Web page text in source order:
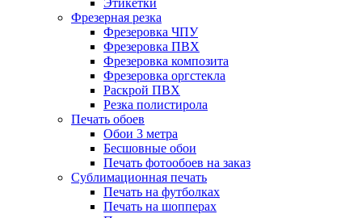
Этикетки
Фрезерная резка
Фрезеровка ЧПУ
Фрезеровка ПВХ
Фрезеровка композита
Фрезеровка оргстекла
Раскрой ПВХ
Резка полистирола
Печать обоев
Обои 3 метра
Бесшовные обои
Печать фотообоев на заказ
Сублимационная печать
Печать на футболках
Печать на шопперах